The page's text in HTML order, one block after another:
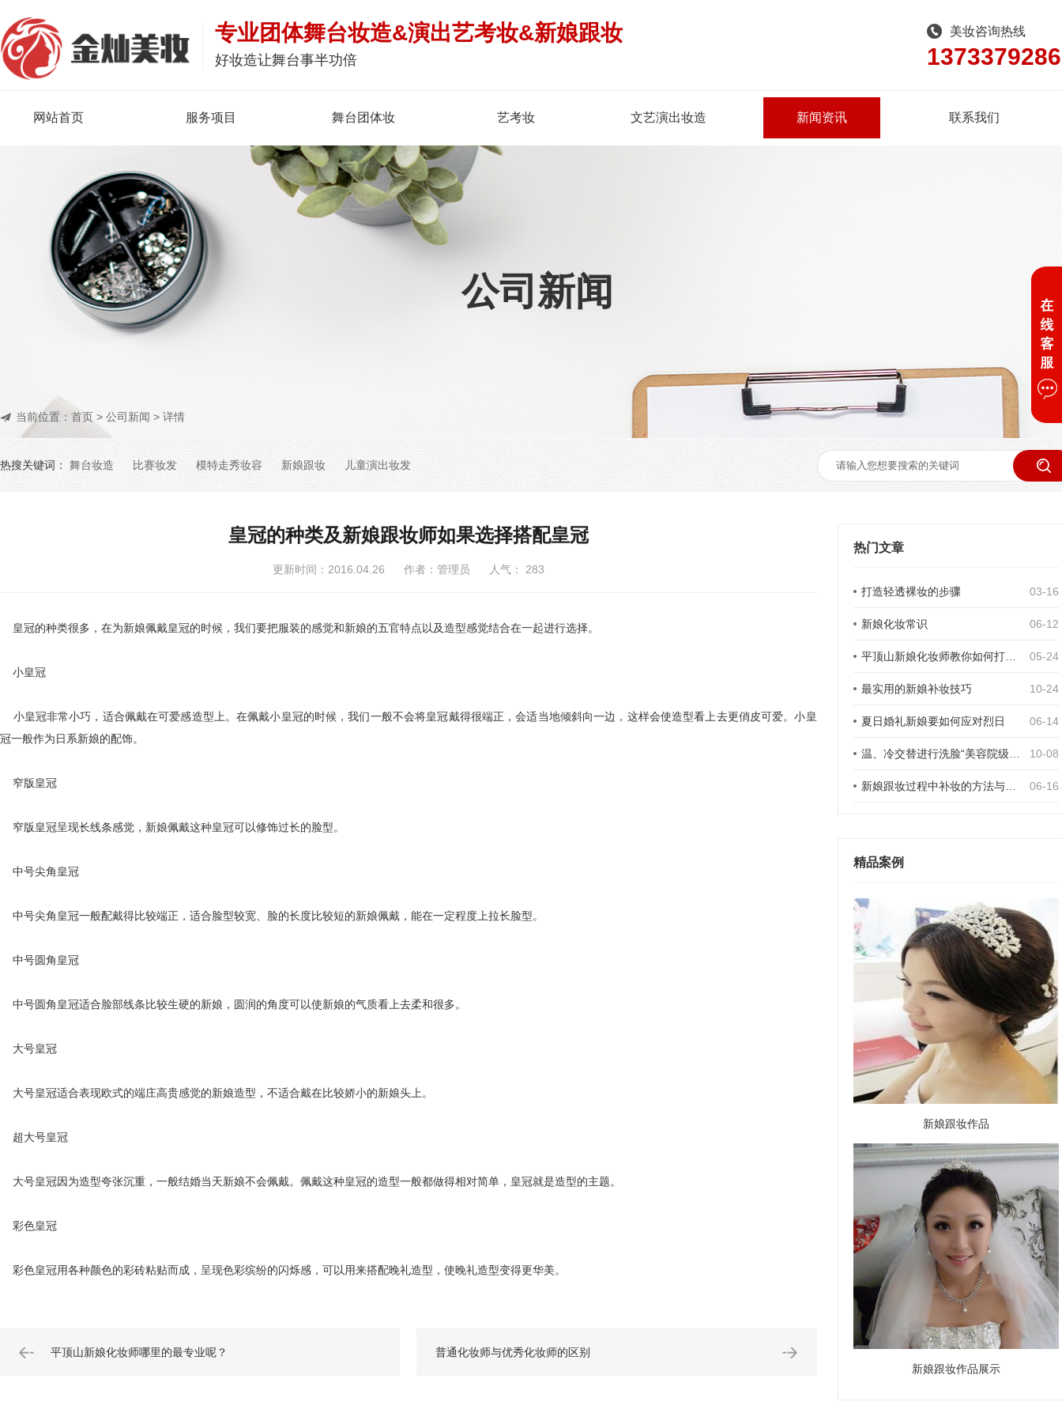
专业团体舞台妆造&演出艺考妆&新娘跟妆
好妆造让舞台事半功倍
美妆咨询热线
网站首页 服务项目 舞台团体妆 艺考妆 文艺演出妆造 新闻资讯 联系我们
公司新闻
当前位置： 首页 > 公司新闻 > 详情
热搜关键词： 舞台妆造 比赛妆发 模特走秀妆容 新娘跟妆 儿童演出妆发
皇冠的种类及新娘跟妆师如果选择搭配皇冠
更新时间：2016.04.26 作者：管理员 人气： 283
皇冠的种类很多，在为新娘佩戴皇冠的时候，我们要把服装的感觉和新娘的五官特点以及造型感觉结合在一起进行选择。
小皇冠
小皇冠非常小巧，适合佩戴在可爱感造型上。在佩戴小皇冠的时候，我们一般不会将皇冠戴得很端正，会适当地倾斜向一边，这样会使造型看上去更俏皮可爱。小皇
冠一般作为日系新娘的配饰。
窄版皇冠
窄版皇冠呈现长线条感觉，新娘佩戴这种皇冠可以修饰过长的脸型。
中号尖角皇冠
中号尖角皇冠一般配戴得比较端正，适合脸型较宽、脸的长度比较短的新娘佩戴，能在一定程度上拉长脸型。
中号圆角皇冠
中号圆角皇冠适合脸部线条比较生硬的新娘，圆润的角度可以使新娘的气质看上去柔和很多。
大号皇冠
大号皇冠适合表现欧式的端庄高贵感觉的新娘造型，不适合戴在比较娇小的新娘头上。
超大号皇冠
大号皇冠因为造型夸张沉重，一般结婚当天新娘不会佩戴。佩戴这种皇冠的造型一般都做得相对简单，皇冠就是造型的主题。
彩色皇冠
彩色皇冠用各种颜色的彩砖粘贴而成，呈现色彩缤纷的闪烁感，可以用来搭配晚礼造型，使晚礼造型变得更华美。
平顶山新娘化妆师哪里的最专业呢？ 普通化妆师与优秀化妆师的区别
热门文章
打造轻透裸妆的步骤 03-16
新娘化妆常识 06-12
05-24
最实用的新娘补妆技巧 10-24
夏日婚礼新娘要如何应对烈日 06-14
10-08
06-16
精品案例
新娘跟妆作品
新娘跟妆作品展示